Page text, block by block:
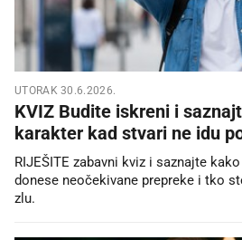
UTORAK 30.6.2026.
KVIZ Budite iskreni i
karakter kad stvari ne idu
RIJEŠITE zabavni kviz i saznajte
donese neočekivane prepreke i tko
zlu.